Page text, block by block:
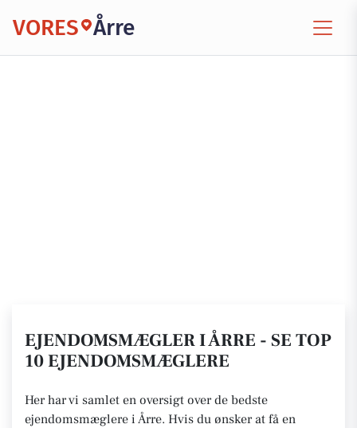
VORES Årre
EJENDOMSMÆGLER I ÅRRE - SE TOP
10 EJENDOMSMÆGLERE
Her har vi samlet en oversigt over de bedste
ejendomsmæglere i Årre. Hvis du ønsker at få en